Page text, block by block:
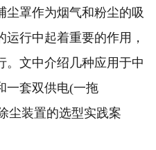
尘罩作为烟气和粉尘的吸
行中起着重要的作用，
。文中介绍几种应用于中
一套双供电(一拖
尘装置的选型实践案